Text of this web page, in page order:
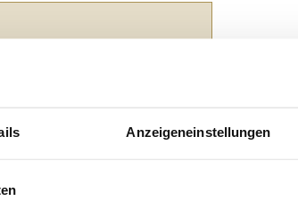
Anzeigeneinstellungen
Setzen Sie die gesuchten
Unternehmen, wenn